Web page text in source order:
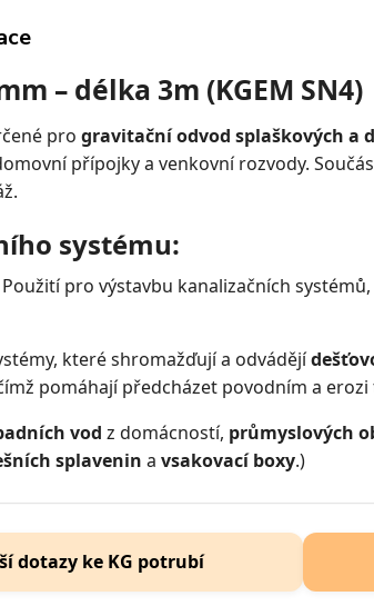
– délka 3m (KGEM SN4)
pro gravitační odvod splaškových a
přípojky a venkovní rozvody.
systému:
pro výstavbu kanalizačních
které shromažďují a odvádějí
pomáhají předcházet povodním a erozi
vod z domácností, průmyslových
splavenin a vsakovací boxy.)
dotazy ke KG potrubí